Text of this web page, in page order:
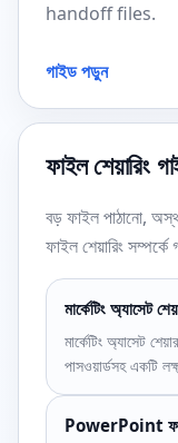
handoff files.
গাইড পড়ুন
ফাইল শেয়ারিং
বড় ফাইল পাঠানো,
ফাইল শেয়ারিং
মার্কেটিং অ্যাসেট
মার্কেটিং অ্যাসেট
পাসওয়ার্ডসহ একটি
PowerPoint